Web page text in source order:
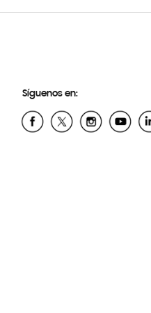
Síguenos en: